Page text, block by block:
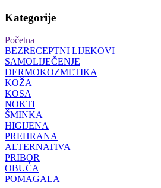
Kategorije
Početna
BEZRECEPTNI LIJEKOVI
SAMOLIJEČENJE
DERMOKOZMETIKA
KOŽA
KOSA
NOKTI
ŠMINKA
HIGIJENA
PREHRANA
ALTERNATIVA
PRIBOR
OBUĆA
POMAGALA